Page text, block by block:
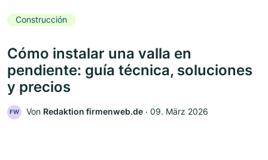
Construcción
Cómo instalar una valla en
pendiente: guía técnica, soluciones
y precios
FW Von Redaktion firmenweb.de ‧ 09. März 2026